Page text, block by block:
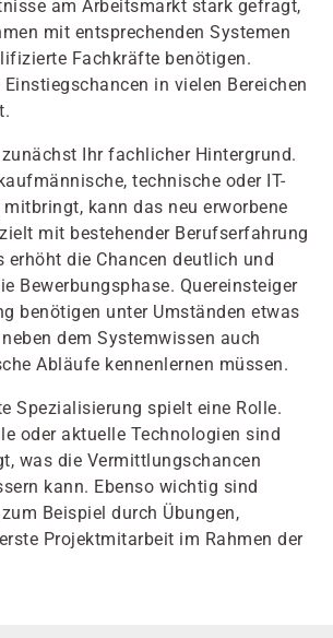
am Arbeitsmarkt stark gefragt,
mit entsprechenden Systemen
Fachkräfte benötigen.
in vielen Bereichen
Ihr fachlicher Hintergrund.
technische oder IT-
kann das neu erworbene
mit bestehender Berufserfahrung
erhöht die Chancen deutlich und
Bewerbungsphase. Quereinsteiger
benötigen unter Umständen etwas
dem Systemwissen auch
Abläufe kennenlernen müssen.
Spezialisierung spielt eine Rolle.
oder aktuelle Technologien sind
was die Vermittlungschancen
kann. Ebenso wichtig sind
Beispiel durch Übungen,
Projektmitarbeit im Rahmen der